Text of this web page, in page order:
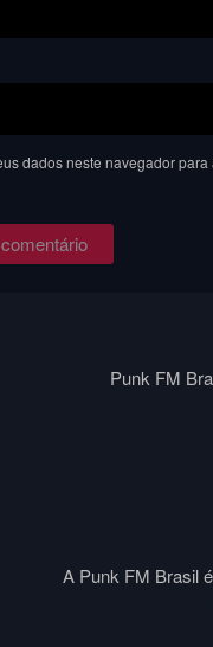
dados neste navegador
Punk FM
A Punk FM Brasil